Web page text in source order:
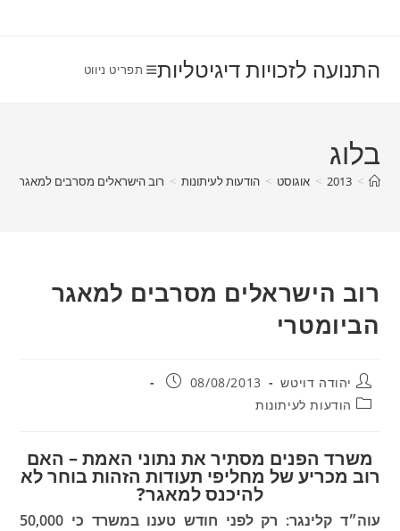
התנועה לזכויות דיגיטליות תפריט ניווט
בלוג
>
2013
> אוגוסט > הודעות לעיתונות > רוב הישראלים מסרבים למאגר
רוב הישראלים מסרבים למאגר
הביומטרי
מחבר:יהודה דויטש פורסם:
08/08/2013
קטגוריה:הודעות לעיתונות
משרד הפנים מסתיר את נתוני האמת – האם
רוב מכריע של מחליפי תעודות הזהות בוחר לא
להיכנס למאגר?
עוה״ד קלינגר: רק לפני חודש טענו במשרד כי 50,000